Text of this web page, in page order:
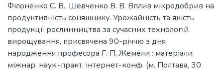
Філоненко С. В., Шевченко В. В. Вплив мікродобрив на
продуктивність соняшнику. Урожайність та якість
продукції рослинництва за сучасних технологій
вирощування, присвячена 90-річчю з дня
народження професора Г. П. Жемели : матеріали
міжнар. наук.-практ. інтернет-конф. (м. Полтава, 30